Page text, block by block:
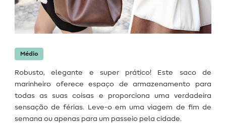
Médio
Robusto, elegante e super prático! Este saco de
marinheiro oferece espaço de armazenamento para
todas as suas coisas e proporciona uma verdadeira
sensação de férias. Leve-o em uma viagem de fim de
semana ou apenas para um passeio pela cidade.